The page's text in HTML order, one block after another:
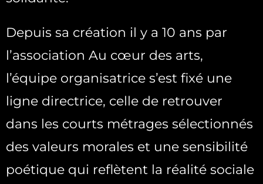
Depuis sa création il y a 10 ans par
l’association Au cœur des arts,
l’équipe organisatrice s’est fixé une
ligne directrice, celle de retrouver
dans les courts métrages sélectionnés
des valeurs morales et une sensibilité
poétique qui reflètent la réalité sociale